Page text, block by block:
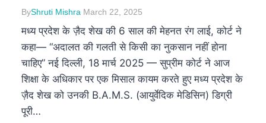
ByShruti Mishra March 22, 2025
मध्य प्रदेश के ज़ैद शेख की 6 साल की मेहनत रंग लाई, कोर्ट ने
कहा— “अदालत की गलती से किसी का नुकसान नहीं होना
चाहिए” नई दिल्ली, 18 मार्च 2025 — सुप्रीम कोर्ट ने आज
शिक्षा के अधिकार पर एक मिसाल कायम करते हुए मध्य प्रदेश के
ज़ैद शेख को उनकी B.A.M.S. (आयुर्वेदिक मेडिसिन) डिग्री
पूरी…